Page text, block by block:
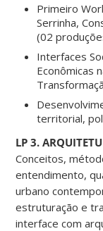
Primeiro
Serrinha,
(02
Interfaces
Econômicas
territorial,
LP 3.
Conceitos,
entendimento,
urbano
estruturação e
interface com